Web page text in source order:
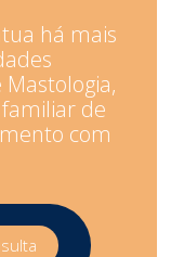
há mais
de
com